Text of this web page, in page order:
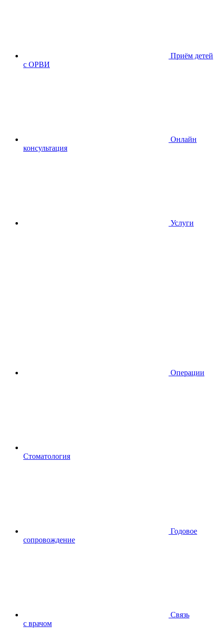
Приём детей
с ОРВИ
Онлайн
консультация
Услуги
Операции
Стоматология
Годовое
сопровождение
Связь
с врачом